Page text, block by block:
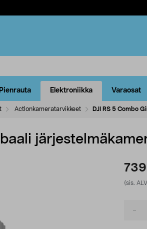
Pienrauta Elektroniikka Varaosat
Actionkameratarvikkeet DJI RS 5 Combo
(sis.